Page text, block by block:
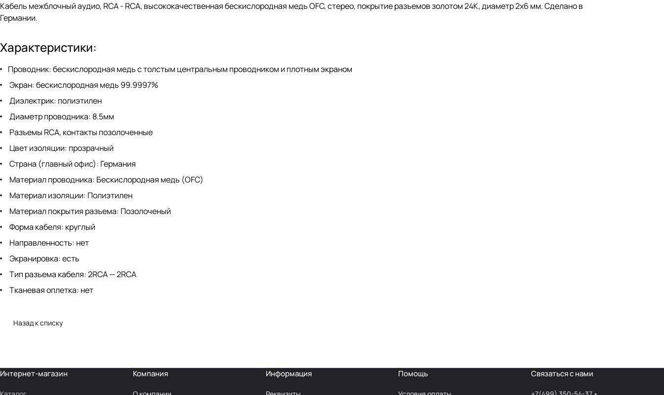
Кабель межблочный аудио, RCA - RCA, высококачественная бескислородная медь OFC, стерео, покрытие разъемов золотом 24К, диаметр 2х6 мм. Сделано в
Германии.
Характеристики:
Проводник: бескислородная медь с толстым центральным проводником и плотным экраном
Экран: бескислородная медь 99.9997%
Диэлектрик: полиэтилен
Диаметр проводника: 8.5мм
Разъемы RCA, контакты позолоченные
Цвет изоляции: прозрачный
Страна (главный офис): Германия
Материал проводника: Беcкислородная медь (OFC)
Материал изоляции: Полиэтилен
Материал покрытия разъема: Позолоченый
Форма кабеля: круглый
Направленность: нет
Экранировка: есть
Тип разъема кабеля: 2RCA — 2RCA
Тканевая оплетка: нет
Назад к списку
Интернет-магазин Компания Информация Помощь Связаться с нами